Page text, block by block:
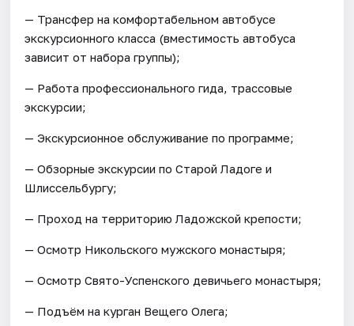
— Трансфер на комфортабельном автобусе
экскурсионного класса (вместимость автобуса
зависит от набора группы);
— Работа профессионального гида, трассовые
экскурсии;
— Экскурсионное обслуживание по программе;
— Обзорные экскурсии по Старой Ладоге и
Шлиссельбургу;
— Проход на территорию Ладожской крепости;
— Осмотр Никольского мужского монастыря;
— Осмотр Свято-Успенского девичьего монастыря;
— Подъём на курган Вещего Олега;